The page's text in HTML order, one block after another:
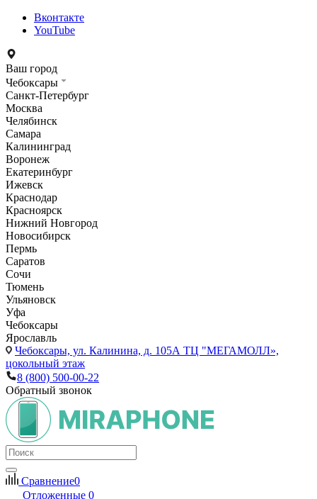
Вконтакте
YouTube
Ваш город
Чебоксары
Санкт-Петербург
Москва
Челябинск
Самара
Калининград
Воронеж
Екатеринбург
Ижевск
Краснодар
Красноярск
Нижний Новгород
Новосибирск
Пермь
Саратов
Сочи
Тюмень
Ульяновск
Уфа
Чебоксары
Ярославль
Чебоксары, ул. Калинина, д. 105А ТЦ "МЕГАМОЛЛ»,
цокольный этаж
8 (800) 500-00-22
Обратный звонок
Сравнение0
Отложенные 0